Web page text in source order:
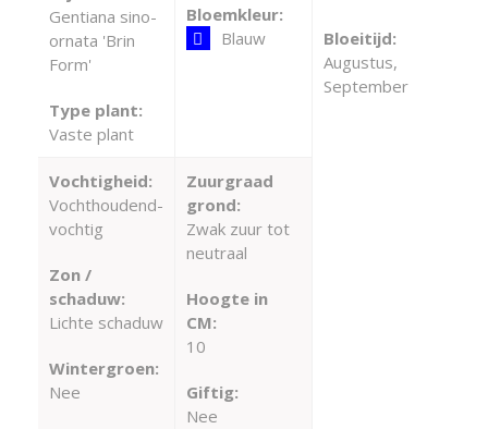
Gentiana sino-
ornata 'Brin
Form'
Type plant:
Vaste plant
Bloemkleur:
Blauw
Bloeitijd:
Augustus,
September
Vochtigheid:
Vochthoudend-
vochtig
Zon /
schaduw:
Lichte schaduw
Wintergroen:
Nee
Zuurgraad
grond:
Zwak zuur tot
neutraal
Hoogte in
CM:
10
Giftig:
Nee